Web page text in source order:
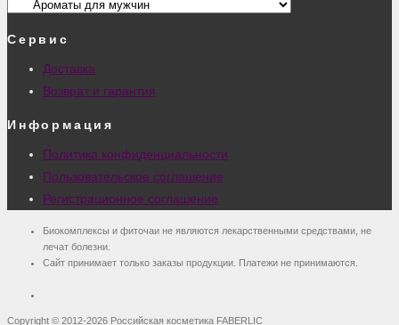
Сервис
Доставка
Возврат и гарантия
Информация
Политика конфиденциальности
Пользовательское соглашение
Регистрационное соглашение
Биокомплексы и фиточаи не являются лекарственными средствами, не
лечат болезни.
Сайт принимает только заказы продукции. Платежи не принимаются.
Copyright © 2012-2026 Российская косметика FABERLIC